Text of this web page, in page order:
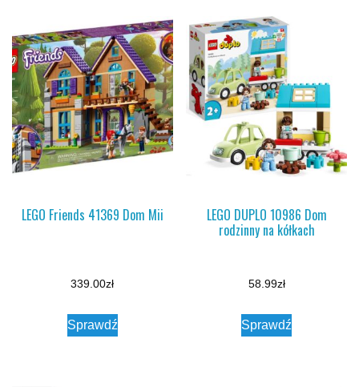
LEGO Friends 41369 Dom Mii
339.00zł
Sprawdź
LEGO DUPLO 10986 Dom
rodzinny na kółkach
58.99zł
Sprawdź